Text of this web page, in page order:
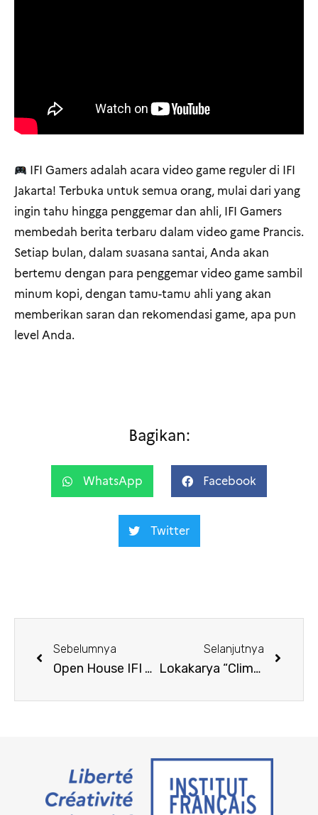
IFI Gamers adalah acara video game reguler di IFI
Jakarta! Terbuka untuk semua orang, mulai dari yang
ingin tahu hingga penggemar dan ahli, IFI Gamers
membedah berita terbaru dalam video game Prancis.
Setiap bulan, dalam suasana santai, Anda akan
bertemu dengan para penggemar video game sambil
minum kopi, dengan tamu-tamu ahli yang akan
memberikan saran dan rekomendasi game, apa pun
level Anda.
Bagikan:
WhatsApp Facebook
Twitter
Sebelumnya
Open House IFI 2024
Selanjutnya
Lokakarya “Climate Fresk” September 2024